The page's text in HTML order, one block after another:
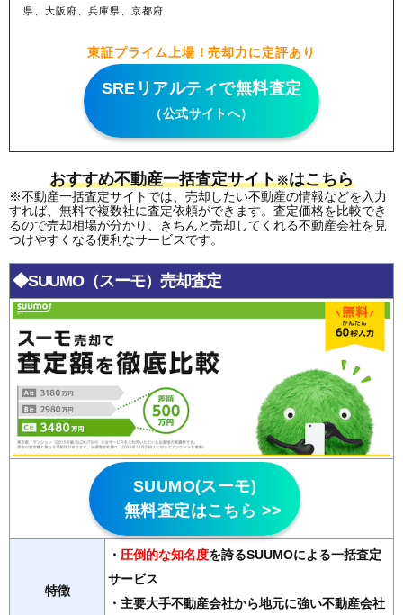
217 西神楽南1条
台場3条 1.3万円 118万円
東旭川町 1.2万円 131万円
1.1万円
台場1条 1.1万円 218万円
県、大阪府、兵庫県、京都府
東証プライム上場！売却力に定評あり
SREリアルティで無料査定
（公式サイトへ）
おすすめ不動産一括査定サイト※はこちら
※不動産一括査定サイトでは、売却したい不動産の情報などを入力
すれば、無料で複数社に査定依頼ができます。査定価格を比較でき
るので売却相場が分かり、きちんと売却してくれる不動産会社を見
つけやすくなる便利なサービスです。
◆SUUMO（スーモ）売却査定
SUUMO(スーモ)
無料査定はこちら >>
特徴
・ 圧倒的な知名度を誇るSUUMOによる一括査定
サービス
・主要大手不動産会社から地元に強い不動産会社